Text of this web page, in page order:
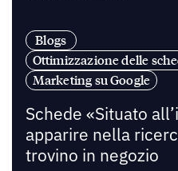
Blogs
Ottimizzazione delle
Marketing su Google
Schede «Situato
apparire nella
trovino in negozio